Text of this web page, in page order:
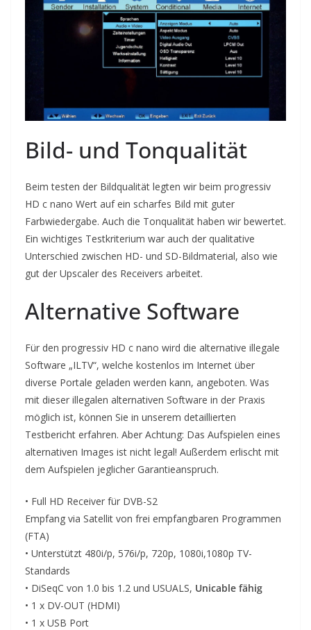
Bild- und Tonqualität
Beim testen der Bildqualität legten wir beim progressiv
HD c nano Wert auf ein scharfes Bild mit guter
Farbwiedergabe. Auch die Tonqualität haben wir bewertet.
Ein wichtiges Testkriterium war auch der qualitative
Unterschied zwischen HD- und SD-Bildmaterial, also wie
gut der Upscaler des Receivers arbeitet.
Alternative Software
Für den progressiv HD c nano wird die alternative illegale
Software „ILTV“, welche kostenlos im Internet über
diverse Portale geladen werden kann, angeboten. Was
mit dieser illegalen alternativen Software in der Praxis
möglich ist, können Sie in unserem detaillierten
Testbericht erfahren. Aber Achtung: Das Aufspielen eines
alternativen Images ist nicht legal! Außerdem erlischt mit
dem Aufspielen jeglicher Garantieanspruch.
• Full HD Receiver für DVB-S2
Empfang via Satellit von frei empfangbaren Programmen
(FTA)
• Unterstützt 480i/p, 576i/p, 720p, 1080i,1080p TV-
Standards
• DiSeqC von 1.0 bis 1.2 und USUALS, Unicable fähig
• 1 x DV-OUT (HDMI)
• 1 x USB Port